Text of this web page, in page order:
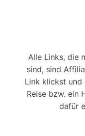
Alle Links, die
sind, sind
Link klickst
Reise bzw. ein
dafür